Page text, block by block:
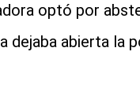
optó por
dejaba abierta la